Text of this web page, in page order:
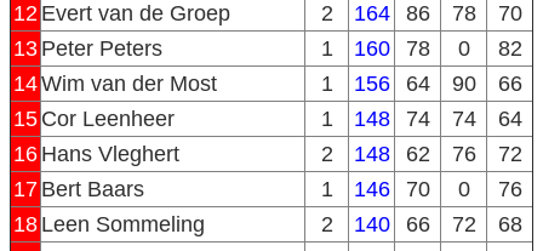
12 Evert van de Groep 2 164 86 78
70
13 Peter Peters 1 160 78 0
82
14Wim van der Most 1 156 64 90
66
15 Cor Leenheer 1 148 74 74
64
16 Hans Vleghert 2 148 62 76
72
17 Bert Baars 1 146 70 0
76
18 Leen Sommeling 2 140 66 72
68